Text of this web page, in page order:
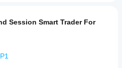
Session Smart Trader For